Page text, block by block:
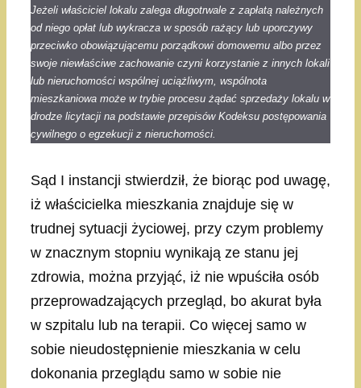
Jeżeli właściciel lokalu zalega długotrwale z zapłatą należnych
od niego opłat lub wykracza w sposób rażący lub uporczywy
przeciwko obowiązującemu porządkowi domowemu albo przez
swoje niewłaściwe zachowanie czyni korzystanie z innych lokali
lub nieruchomości wspólnej uciążliwym, wspólnota
mieszkaniowa może w trybie procesu żądać sprzedaży lokalu w
drodze licytacji na podstawie przepisów Kodeksu postępowania
cywilnego o egzekucji z nieruchomości.
Sąd I instancji stwierdził, że biorąc pod uwagę,
iż właścicielka mieszkania znajduje się w
trudnej sytuacji życiowej, przy czym problemy
w znacznym stopniu wynikają ze stanu jej
zdrowia, można przyjąć, iż nie wpuściła osób
przeprowadzających przegląd, bo akurat była
w szpitalu lub na terapii. Co więcej samo w
sobie nieudostępnienie mieszkania w celu
dokonania przeglądu samo w sobie nie